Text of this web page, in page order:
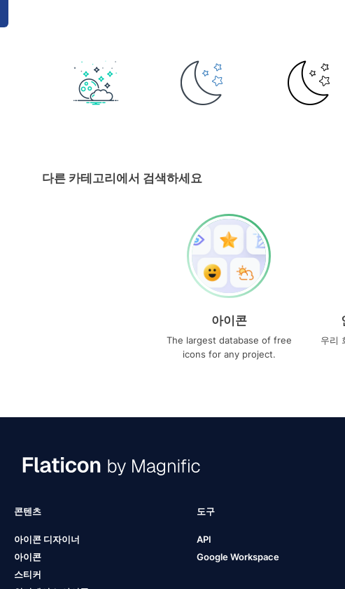
다른 카테고리에서 검색하세요
아이콘
The largest database of free
icons for any project.
우리
콘텐츠
아이콘 디자이너
아이콘
스티커
도구
API
Google Workspace